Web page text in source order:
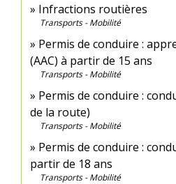
Infractions routières
Transports - Mobilité
Permis de conduire :
(AAC) à partir de 15 ans
Transports - Mobilité
Permis de conduire :
de la route)
Transports - Mobilité
Permis de conduire :
partir de 18 ans
Transports - Mobilité